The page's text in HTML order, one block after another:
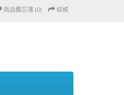
商品備忘簿 (0) 結帳